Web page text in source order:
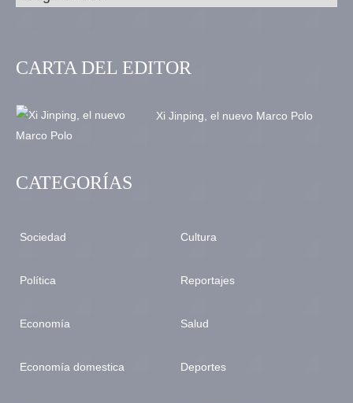
CARTA DEL EDITOR
Xi Jinping, el nuevo Marco Polo
CATEGORÍAS
Sociedad
Política
Economía
Economía domestica
Cultura
Reportajes
Salud
Deportes